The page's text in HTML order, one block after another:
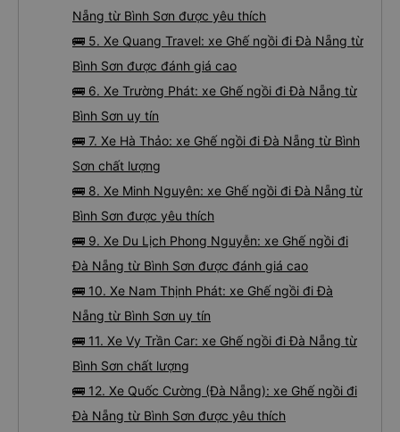
Nẵng từ Bình Sơn được yêu thích
🚌 5. Xe Quang Travel: xe Ghế ngồi đi Đà Nẵng từ
Bình Sơn được đánh giá cao
🚌 6. Xe Trường Phát: xe Ghế ngồi đi Đà Nẵng từ
Bình Sơn uy tín
🚌 7. Xe Hà Thảo: xe Ghế ngồi đi Đà Nẵng từ Bình
Sơn chất lượng
🚌 8. Xe Minh Nguyên: xe Ghế ngồi đi Đà Nẵng từ
Bình Sơn được yêu thích
🚌 9. Xe Du Lịch Phong Nguyễn: xe Ghế ngồi đi
Đà Nẵng từ Bình Sơn được đánh giá cao
🚌 10. Xe Nam Thịnh Phát: xe Ghế ngồi đi Đà
Nẵng từ Bình Sơn uy tín
🚌 11. Xe Vy Trần Car: xe Ghế ngồi đi Đà Nẵng từ
Bình Sơn chất lượng
🚌 12. Xe Quốc Cường (Đà Nẵng): xe Ghế ngồi đi
Đà Nẵng từ Bình Sơn được yêu thích